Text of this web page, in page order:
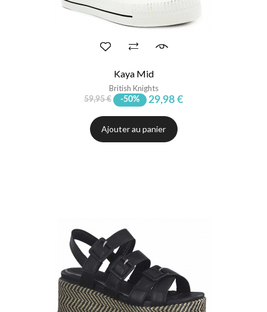
Kaya Mid
British Knights
59,95 € -50% 29,98 €
Ajouter au panier